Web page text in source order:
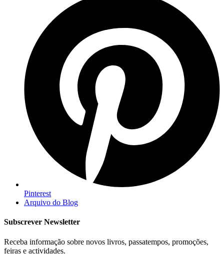
Pinterest
Arquivo do Blog
Subscrever Newsletter
Receba informação sobre novos livros, passatempos, promoções,
feiras e actividades.